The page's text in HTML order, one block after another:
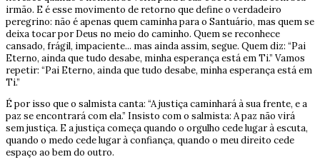
irmão. E é esse movimento de retorno que define o verdadeiro
peregrino: não é apenas quem caminha para o Santuário, mas quem se
deixa tocar por Deus no meio do caminho. Quem se reconhece
cansado, frágil, impaciente... mas ainda assim, segue. Quem diz: “Pai
Eterno, ainda que tudo desabe, minha esperança está em Ti.” Vamos
repetir: “Pai Eterno, ainda que tudo desabe, minha esperança está em
Ti.”
É por isso que o salmista canta: “A justiça caminhará à sua frente, e a
paz se encontrará com ela.” Insisto com o salmista: A paz não virá
sem justiça. E a justiça começa quando o orgulho cede lugar à escuta,
quando o medo cede lugar à confiança, quando o meu direito cede
espaço ao bem do outro.